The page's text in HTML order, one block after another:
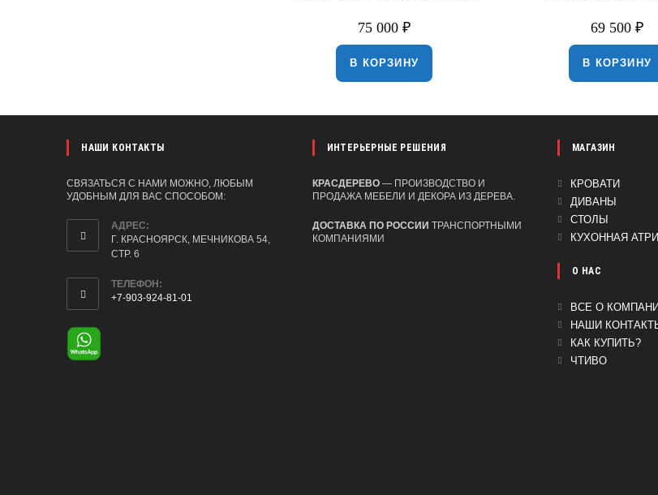
75 000₽
В КОРЗИНУ
69 500₽
В КОРЗИНУ
НАШИ КОНТАКТЫ
СВЯЗАТЬСЯ С НАМИ МОЖНО, ЛЮБЫМ
УДОБНЫМ ДЛЯ ВАС СПОСОБОМ:
АДРЕС:
Г. КРАСНОЯРСК, МЕЧНИКОВА 54,
СТР. 6
ТЕЛЕФОН:
+7-903-924-81-01
ИНТЕРЬЕРНЫЕ РЕШЕНИЯ
КРАСДЕРЕВО— ПРОИЗВОДСТВО И
ПРОДАЖА МЕБЕЛИ И ДЕКОРА ИЗ ДЕРЕВА.
ДОСТАВКА ПО РОССИИ ТРАНСПОРТНЫМИ
КОМПАНИЯМИ
МАГАЗИН
КРОВАТИ
ДИВАНЫ
НОВОЙ
СТОЛЫ
В
КУХОННАЯ
О НАС
ВСЕ О
НАШИ
КАК КУПИТЬ?
ЧТИВО